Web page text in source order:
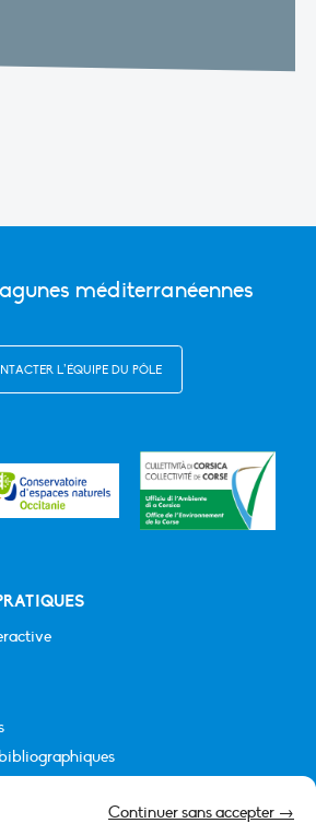
Continuer sans accepter →
méditerranéennes
L’ÉQUIPE DU PÔLE